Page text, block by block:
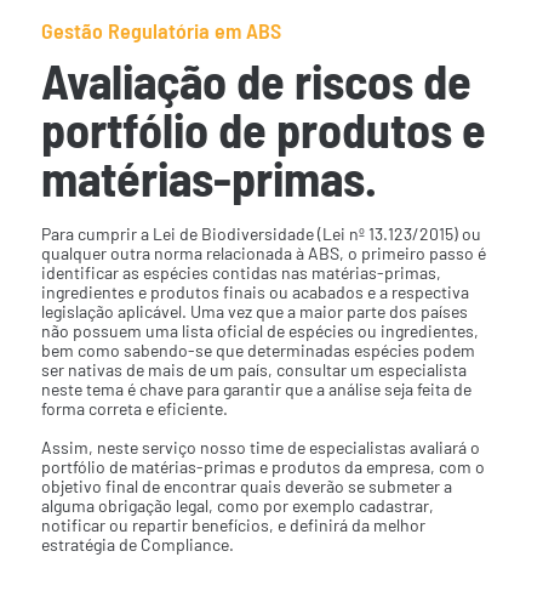
Gestão Regulatória em ABS
Avaliação de riscos de
portfólio de produtos e
matérias-primas.
Para cumprir a Lei de Biodiversidade (Lei nº 13.123/2015) ou
qualquer outra norma relacionada à ABS, o primeiro passo é
identificar as espécies contidas nas matérias-primas,
ingredientes e produtos finais ou acabados e a respectiva
legislação aplicável. Uma vez que a maior parte dos países
não possuem uma lista oficial de espécies ou ingredientes,
bem como sabendo-se que determinadas espécies podem
ser nativas de mais de um país, consultar um especialista
neste tema é chave para garantir que a análise seja feita de
forma correta e eficiente.
Assim, neste serviço nosso time de especialistas avaliará o
portfólio de matérias-primas e produtos da empresa, com o
objetivo final de encontrar quais deverão se submeter a
alguma obrigação legal, como por exemplo cadastrar,
notificar ou repartir benefícios, e definirá da melhor
estratégia de Compliance.